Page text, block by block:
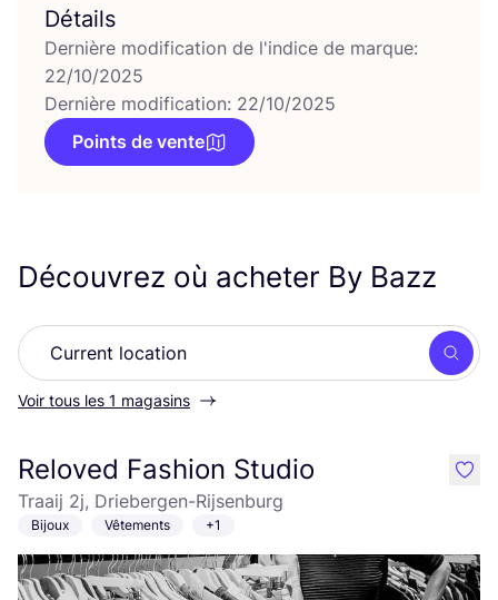
Détails
Dernière modification de l'indice de marque:
22/10/2025
Dernière modification: 22/10/2025
Points de vente
Découvrez où acheter By Bazz
Voir tous les 1 magasins
Reloved Fashion Studio
Traaij 2j, Driebergen-Rijsenburg
Bijoux Vêtements +1
like